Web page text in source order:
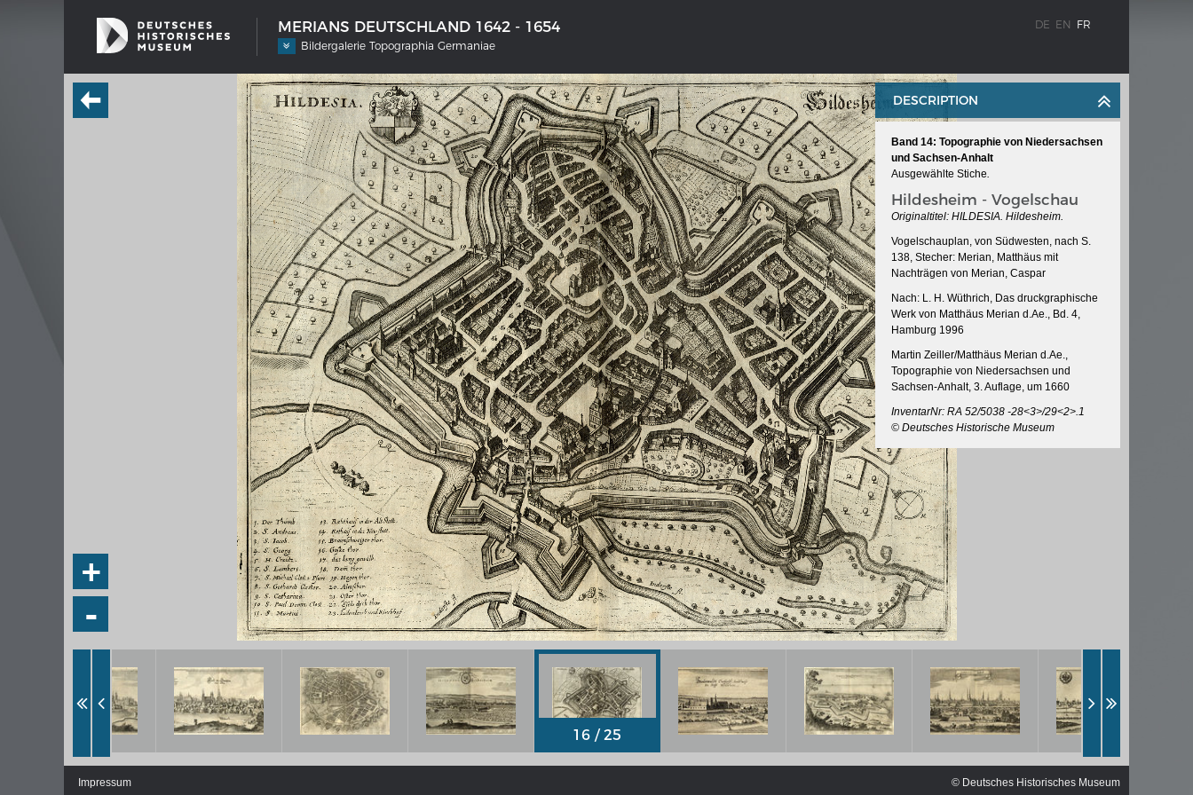
MERIANS DEUTSCHLAND 1642 - 1654
Bildergalerie Topographia Germaniae
DE EN FR
Entwicklungen im europäischen
MERIANS DEUTSCHLAND 1642 - 1654
Interaktive Karte
Bildergalerie Topographia Germaniae
Impressum
Wissenswert
LE RHIN DE BÂLE À COBLENCE
Carte historique du Rhin de Bâle à
Coblence 1794
Détails de la carte historique
L'histoire franco-allemande
Chronologie der deutsch-französischen
Geschichte
WEIMAR: VOM WESEN UND WERT DER
DEMOKRATIE
+
-
DESCRIPTION
Band 14: Topographie von Niedersachsen
und Sachsen-Anhalt
Ausgewählte Stiche.
Hildesheim - Vogelschau
Originaltitel: HILDESIA. Hildesheim.
Vogelschauplan, von Südwesten, nach S.
138, Stecher: Merian, Matthäus mit
Nachträgen von Merian, Caspar
Nach: L. H. Wüthrich, Das druckgraphische
Werk von Matthäus Merian d.Ae., Bd. 4,
Hamburg 1996
Martin Zeiller/Matthäus Merian d.Ae.,
Topographie von Niedersachsen und
Sachsen-Anhalt, 3. Auflage, um 1660
InventarNr: RA 52/5038 -28<3>/29<2>.1
© Deutsches Historische Museum
Impressum © Deutsches Historisches Museum